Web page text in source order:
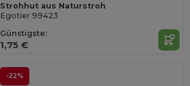
Strohhut aus Naturstroh
Egotier 99423
Günstigste:
1,75 €
-22%